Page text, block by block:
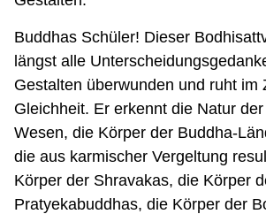
Buddhas Schüler! Dieser
längst alle
Gestalten überwunden und ruht im
Gleichheit. Er erkennt die Natur
Wesen, die Körper der Buddha-
die aus karmischer Vergeltung
Körper der Shravakas, die Körper
Pratyekabuddhas, die Körper der